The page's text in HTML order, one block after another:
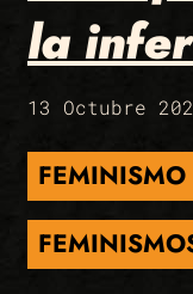
la
13 Octubre
FEMINISMO